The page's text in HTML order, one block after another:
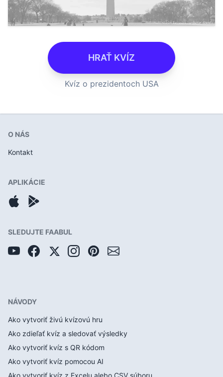
HRAŤ KVÍZ
Kvíz o prezidentoch USA
O NÁS
Kontakt
APLIKÁCIE
SLEDUJTE FAABUL
NÁVODY
Ako vytvoriť živú kvízovú hru
Ako zdieľať kvíz a sledovať výsledky
Ako vytvoriť kvíz s QR kódom
Ako vytvoriť kvíz pomocou AI
Ako vytvoriť kvíz z Excelu alebo CSV súboru